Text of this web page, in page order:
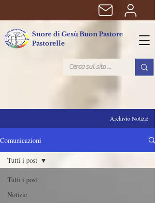
Suore di Gesù Buon Pastore
Pastorelle
Archivio Notizie
Comunicazioni
Tutti i post
Notizie
Tutti i post